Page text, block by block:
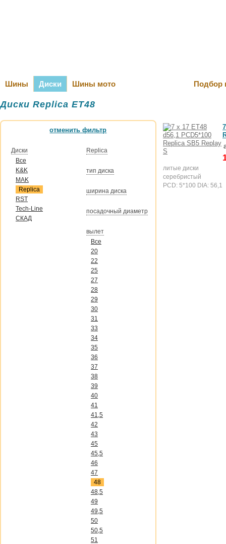
Шины Диски Шины мото Подбор
Диски Replica ET48
отменить фильтр
Диски
Все
K&K
MAK
Replica
RST
Tech-Line
СКАД
Replica
тип диска
ширина диска
посадочный диаметр
вылет
Все
20
22
25
27
28
29
30
31
33
34
35
36
37
38
39
40
41
41,5
42
43
45
45,5
46
47
48
48,5
49
49,5
50
50,5
51
литые диски
серебристый
PCD: 5*100 DIA: 56,1